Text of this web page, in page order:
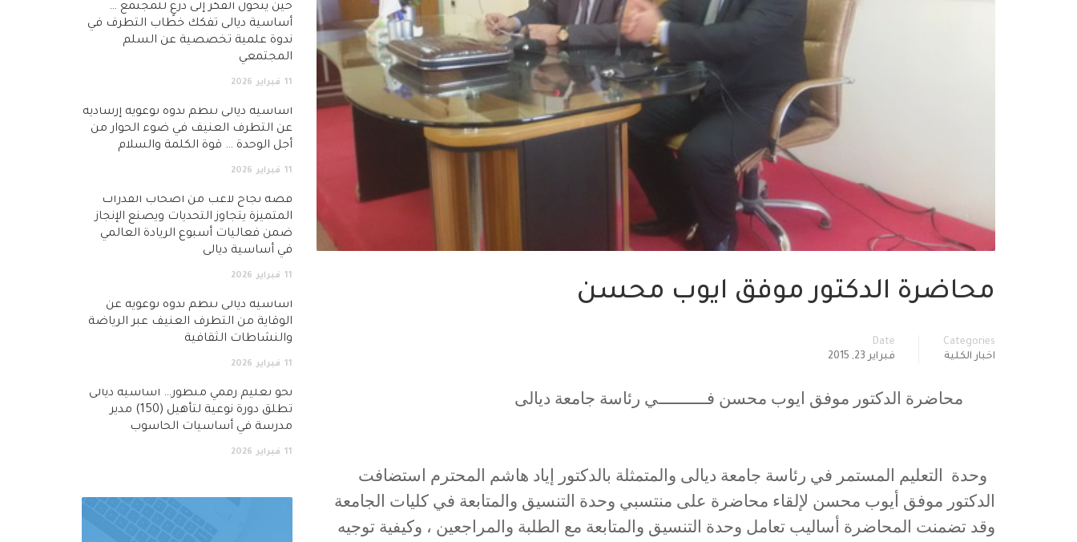
محاضرة الدكتور موفق ايوب محسن
Categories
اخبار الكلية
Date
فبراير 23, 2015
محاضرة الدكتور موفق ايوب محسن فــــــــــي رئاسة جامعة ديالى
وحدة التعليم المستمر في رئاسة جامعة ديالى والمتمثلة بالدكتور إياد هاشم المحترم استضافت
الدكتور موفق أيوب محسن لإلقاء محاضرة على منتسبي وحدة التنسيق والمتابعة في كليات الجامعة
وقد تضمنت المحاضرة أساليب تعامل وحدة التنسيق والمتابعة مع الطلبة والمراجعين ، وكيفية توجيه
حين يتحول الفكر إلى درعٍ للمجتمع …
أساسية ديالى تفكك خطاب التطرف في
ندوة علمية تخصصية عن السلم
المجتمعي
11 فبراير 2026
أساسية ديالى تنظم ندوة توعوية إرشادية
عن التطرف العنيف في ضوء الحوار من
أجل الوحدة … قوة الكلمة والسلام
11 فبراير 2026
قصة نجاح لاعب من أصحاب القدرات
المتميزة يتجاوز التحديات ويصنع الإنجاز
ضمن فعاليات أسبوع الريادة العالمي
في أساسية ديالى
11 فبراير 2026
أساسية ديالى تنظم ندوة توعوية عن
الوقاية من التطرف العنيف عبر الرياضة
والنشاطات الثقافية
11 فبراير 2026
نحو تعليم رقمي متطور… اساسية ديالى
تطلق دورة نوعية لتأهيل (150) مدير
مدرسة في أساسيات الحاسوب
11 فبراير 2026